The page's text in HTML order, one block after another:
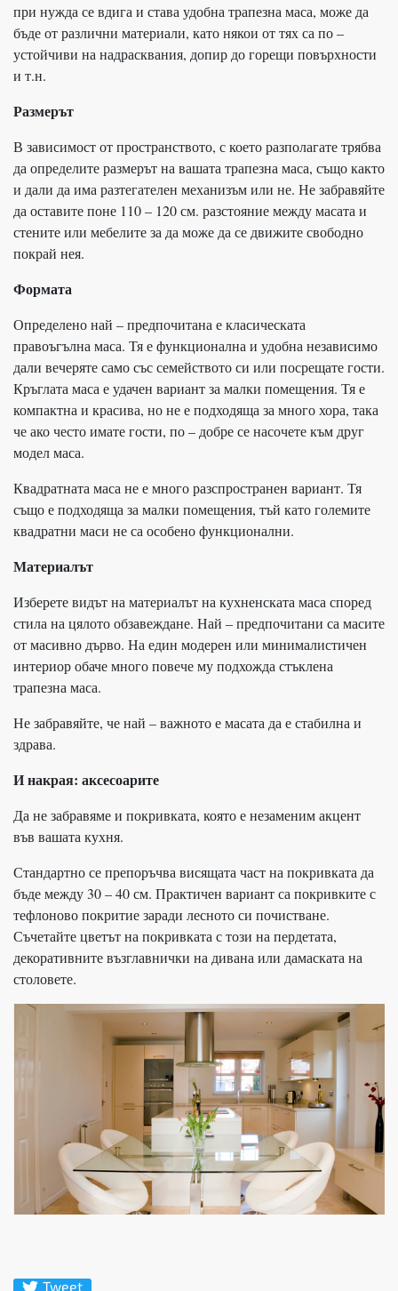
при нужда се вдига и става удобна трапезна маса, може да
бъде от различни материали, като някои от тях са по –
устойчиви на надрасквания, допир до горещи повърхности
и т.н.
Размерът
В зависимост от пространството, с което разполагате трябва
да определите размерът на вашата трапезна маса, също както
и дали да има разтегателен механизъм или не. Не забравяйте
да оставите поне 110 – 120 см. разстояние между масата и
стените или мебелите за да може да се движите свободно
покрай нея.
Формата
Определено най – предпочитана е класическата
правоъгълна маса. Тя е функционална и удобна независимо
дали вечеряте само със семейството си или посрещате гости.
Кръглата маса е удачен вариант за малки помещения. Тя е
компактна и красива, но не е подходяща за много хора, така
че ако често имате гости, по – добре се насочете към друг
модел маса.
Квадратната маса не е много разспространен вариант. Тя
също е подходяща за малки помещения, тъй като големите
квадратни маси не са особено функционални.
Материалът
Изберете видът на материалът на кухненската маса според
стила на цялото обзавеждане. Най – предпочитани са масите
от масивно дърво. На един модерен или минималистичен
интериор обаче много повече му подхожда стъклена
трапезна маса.
Не забравяйте, че най – важното е масата да е стабилна и
здрава.
И накрая: аксесоарите
Да не забравяме и покривката, която е незаменим акцент
във вашата кухня.
Стандартно се препоръчва висящата част на покривката да
бъде между 30 – 40 см. Практичен вариант са покривките с
тефлоново покритие заради лесното си почистване.
Съчетайте цветът на покривката с този на пердетата,
декоративните възглавнички на дивана или дамаската на
столовете.
Tweet